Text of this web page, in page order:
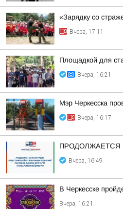
«Зарядку со
Вчера, 17:11
Площадкой для
Вчера, 16:21
Мэр Черкесска
Вчера, 16:17
ПРОДОЛЖАЕТСЯ
Вчера, 16:49
В Черкесске
Вчера, 16:21